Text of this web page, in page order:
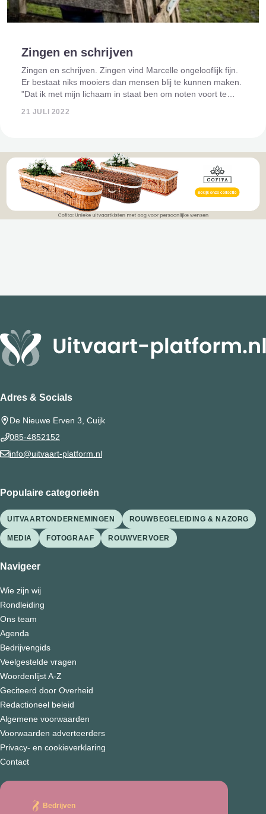
Zingen en schrijven
Zingen en schrijven. Zingen vind Marcelle ongelooflijk fijn.
Er bestaat niks mooiers dan mensen blij te kunnen maken.
"Dat ik met mijn lichaam in staat ben om noten voort te
kunnen geven, vind ik
21 JULI 2022
Adres & Socials
De Nieuwe Erven 3, Cuijk
085-4852152
info@uitvaart-platform.nl
Populaire categorieën
UITVAARTONDERNEMINGEN ROUWBEGELEIDING & NAZORG
MEDIA FOTOGRAAF ROUWVERVOER
Navigeer
Wie zijn wij
Rondleiding
Ons team
Agenda
Bedrijvengids
Veelgestelde vragen
Woordenlijst A-Z
Geciteerd door Overheid
Redactioneel beleid
Algemene voorwaarden
Voorwaarden adverteerders
Privacy- en cookieverklaring
Contact
Bedrijven